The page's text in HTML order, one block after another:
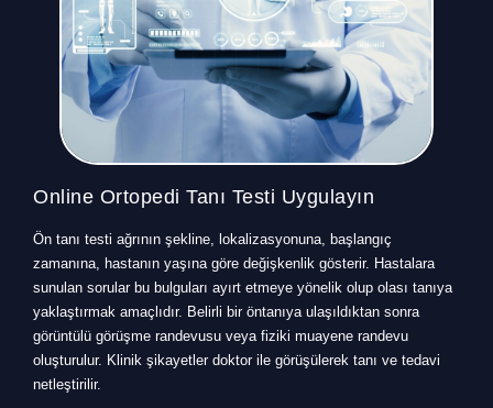
Online Ortopedi Tanı Testi Uygulayın
Ön tanı testi ağrının şekline, lokalizasyonuna, başlangıç
zamanına, hastanın yaşına göre değişkenlik gösterir. Hastalara
sunulan sorular bu bulguları ayırt etmeye yönelik olup olası tanıya
yaklaştırmak amaçlıdır. Belirli bir öntanıya ulaşıldıktan sonra
görüntülü görüşme randevusu veya fiziki muayene randevu
oluşturulur. Klinik şikayetler doktor ile görüşülerek tanı ve tedavi
netleştirilir.